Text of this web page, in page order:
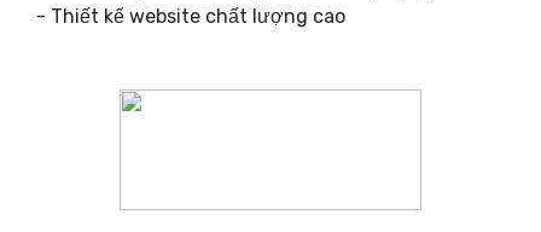
- Thiết kế website chất lượng cao